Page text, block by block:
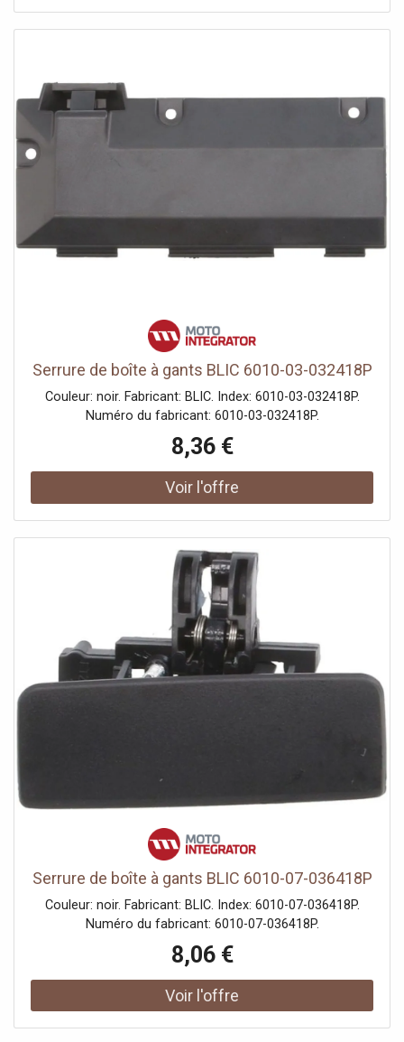
Serrure de boîte à gants BLIC 6010-03-032418P
Couleur: noir. Fabricant: BLIC. Index: 6010-03-032418P.
Numéro du fabricant: 6010-03-032418P.
8,36 €
Serrure de boîte à gants BLIC 6010-07-036418P
Couleur: noir. Fabricant: BLIC. Index: 6010-07-036418P.
Numéro du fabricant: 6010-07-036418P.
8,06 €